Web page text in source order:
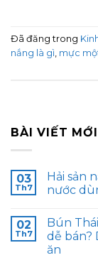
Đã đăng trong
nắng là gì mực
BÀI VIẾT
03
Th7
Hải sản
nước
02
Th7
Bún
dễ bán?
ăn